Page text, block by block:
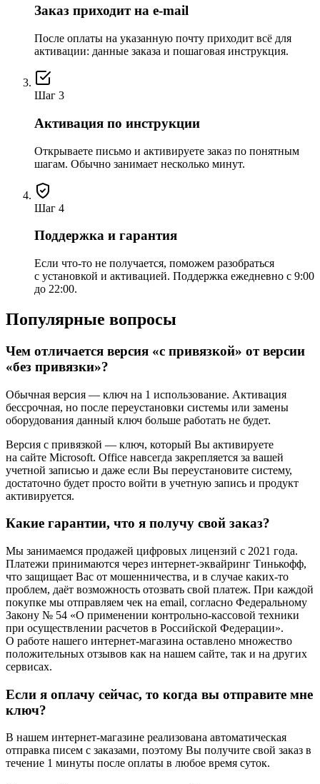
Заказ приходит на e-mail
После оплаты на указанную почту приходит всё для
активации: данные заказа и пошаговая инструкция.
Шаг 3
Активация по инструкции
Открываете письмо и активируете заказ по понятным
шагам. Обычно занимает несколько минут.
Шаг 4
Поддержка и гарантия
Если что-то не получается, поможем разобраться
с установкой и активацией. Поддержка ежедневно с 9:00
до 22:00.
Популярные вопросы
Чем отличается версия «с привязкой» от версии
«без привязки»?
Обычная версия — ключ на 1 использование. Активация
бессрочная, но после переустановки системы или замены
оборудования данный ключ больше работать не будет.
Версия с привязкой — ключ, который Вы активируете
на сайте Microsoft. Office навсегда закрепляется за вашей
учетной записью и даже если Вы переустановите систему,
достаточно будет просто войти в учетную запись и продукт
активируется.
Какие гарантии, что я получу свой заказ?
Мы занимаемся продажей цифровых лицензий с 2021 года.
Платежи принимаются через интернет-эквайринг Тинькофф,
что защищает Вас от мошенничества, и в случае каких-то
проблем, даёт возможность отозвать свой платеж. При каждой
покупке мы отправляем чек на email, согласно Федеральному
Закону № 54 «О применении контрольно-кассовой техники
при осуществлении расчетов в Российской Федерации».
О работе нашего интернет-магазина оставлено множество
положительных отзывов как на нашем сайте, так и на других
сервисах.
Если я оплачу сейчас, то когда вы отправите мне
ключ?
В нашем интернет-магазине реализована автоматическая
отправка писем с заказами, поэтому Вы получите свой заказ в
течение 1 минуты после оплаты в любое время суток.